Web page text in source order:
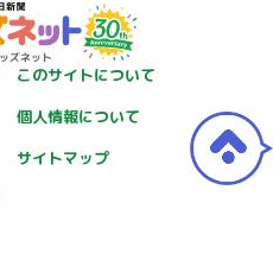
このサイトについて
個人情報について
サイトマップ